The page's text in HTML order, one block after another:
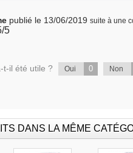
publié le 13/06/2019 suite à une
5
t-il été utile ? Oui 0 Non
DANS LA MÊME